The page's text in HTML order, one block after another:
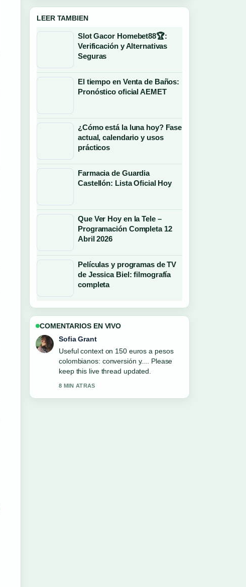
LEER TAMBIEN
Slot Gacor Homebet88🏆:
Verificación y Alternativas
Seguras
El tiempo en Venta de Baños:
Pronóstico oficial AEMET
¿Cómo está la luna hoy? Fase
actual, calendario y usos
prácticos
Farmacia de Guardia
Castellón: Lista Oficial Hoy
Que Ver Hoy en la Tele –
Programación Completa 12
Abril 2026
Películas y programas de TV
de Jessica Biel: filmografía
completa
COMENTARIOS EN VIVO
Sofia Grant
Useful context on 150 euros a pesos
colombianos: conversión y.... Please
keep this live thread updated.
8 MIN ATRAS